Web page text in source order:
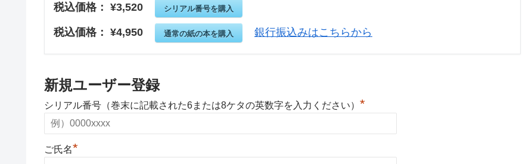
税込価格： ¥3,520 シリアル番号を購入
税込価格： ¥4,950 通常の紙の本を購入 銀行振込みはこちらから
新規ユーザー登録
シリアル番号（巻末に記載された6または8ケタの英数字を入力ください） *
ご氏名*